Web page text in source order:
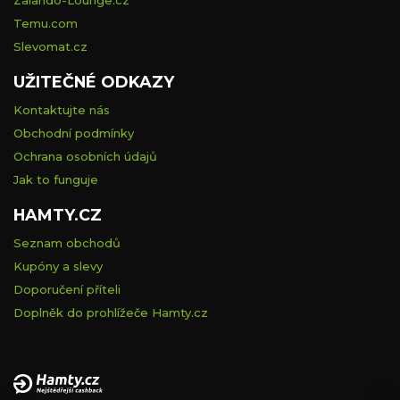
Temu.com
Slevomat.cz
UŽITEČNÉ ODKAZY
Kontaktujte nás
Obchodní podmínky
Ochrana osobních údajů
Jak to funguje
HAMTY.CZ
Seznam obchodů
Kupóny a slevy
Doporučení příteli
Doplněk do prohlížeče Hamty.cz